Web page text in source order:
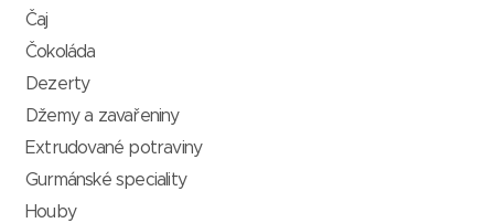
Čaj
Čokoláda
Dezerty
Džemy a zavařeniny
Extrudované potraviny
Gurmánské speciality
Houby